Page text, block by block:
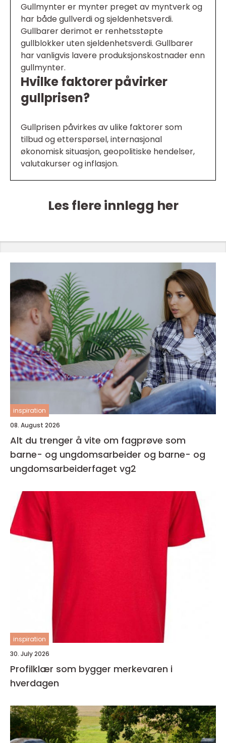
Gullmynter er mynter preget av myntverk og
har både gullverdi og sjeldenhetsverdi.
Gullbarer derimot er renhetsstøpte
gullblokker uten sjeldenhetsverdi. Gullbarer
har vanligvis lavere produksjonskostnader enn
gullmynter.
Hvilke faktorer påvirker
gullprisen?
Gullprisen påvirkes av ulike faktorer som
tilbud og etterspørsel, internasjonal
økonomisk situasjon, geopolitiske hendelser,
valutakurser og inflasjon.
Les flere innlegg her
inspiration
08. August 2026
Alt du trenger å vite om fagprøve som
barne- og ungdomsarbeider og barne- og
ungdomsarbeiderfaget vg2
inspiration
30. July 2026
Profilklær som bygger merkevaren i
hverdagen